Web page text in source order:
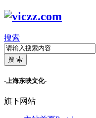
搜索
搜 索
-上海东映文化-
旗下网站